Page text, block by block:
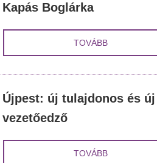
Kapás Boglárka
TOVÁBB
Újpest: új tulajdonos és új
vezetőedző
TOVÁBB